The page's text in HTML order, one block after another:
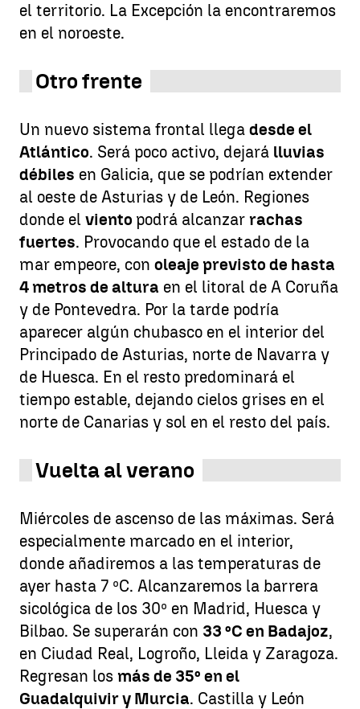
el territorio. La Excepción la encontraremos
en el noroeste.
Otro frente
Un nuevo sistema frontal llega desde el
Atlántico. Será poco activo, dejará lluvias
débiles en Galicia, que se podrían extender
al oeste de Asturias y de León. Regiones
donde el viento podrá alcanzar rachas
fuertes. Provocando que el estado de la
mar empeore, con oleaje previsto de hasta
4 metros de altura en el litoral de A Coruña
y de Pontevedra. Por la tarde podría
aparecer algún chubasco en el interior del
Principado de Asturias, norte de Navarra y
de Huesca. En el resto predominará el
tiempo estable, dejando cielos grises en el
norte de Canarias y sol en el resto del país.
Vuelta al verano
Miércoles de ascenso de las máximas. Será
especialmente marcado en el interior,
donde añadiremos a las temperaturas de
ayer hasta 7 ºC. Alcanzaremos la barrera
sicológica de los 30º en Madrid, Huesca y
Bilbao. Se superarán con 33 ºC en Badajoz,
en Ciudad Real, Logroño, Lleida y Zaragoza.
Regresan los más de 35º en el
Guadalquivir y Murcia. Castilla y León